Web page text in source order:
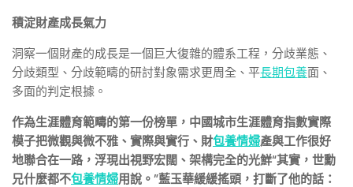
積淀財產成長氣力
洞察一個財產的成長是一個巨大復雜的體系工程，分歧業態、
分歧類型、分歧範疇的研討對象需求更周全、平長期包養面、
多面的判定根據。
作為生涯體育範疇的第一份榜單，中國城市生涯體育指數實際
模子把微觀與微不雅、實際與實行、財包養情婦產與工作很好
地聯合在一路，浮現出視野宏闊、架構完全的光鮮“其實，世勳
兄什麼都不包養情婦用說。”藍玉華緩緩搖頭，打斷了他的話：